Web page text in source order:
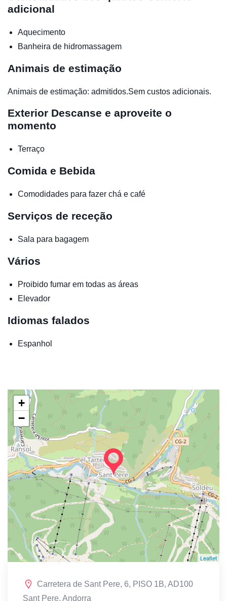
adicional
Aquecimento
Banheira de hidromassagem
Animais de estimação
Animais de estimação: admitidos.Sem custos adicionais.
Exterior Descanse e aproveite o
momento
Terraço
Comida e Bebida
Comodidades para fazer chá e café
Serviços de receção
Sala para bagagem
Vários
Proibido fumar em todas as áreas
Elevador
Idiomas falados
Espanhol
+
−
Leaflet
Carretera de Sant Pere, 6, PISO 1B, AD100
Sant Pere, Andorra